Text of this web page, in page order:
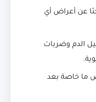
عن أعراض أي
الدم وضربات
ما خاصة بعد